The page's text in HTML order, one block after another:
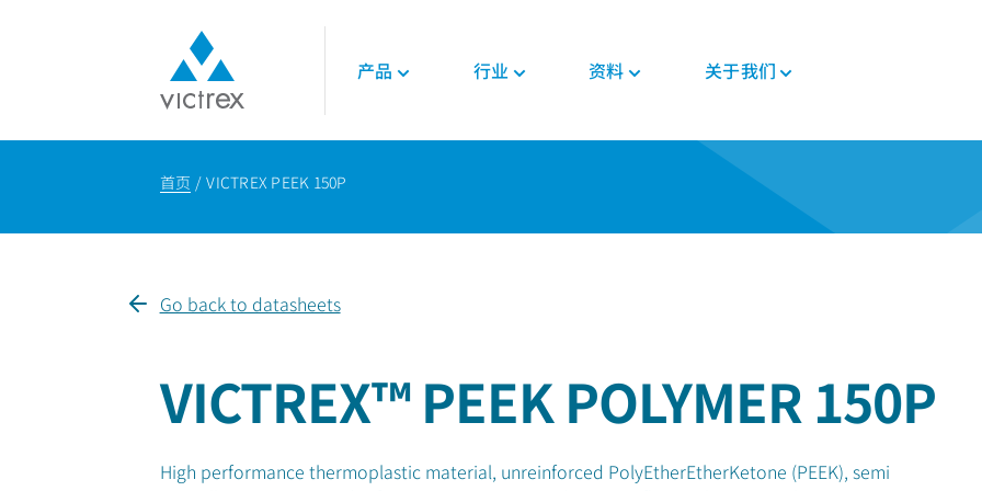
产品
PEEK聚合物
PEEK 纤维
齿轮解决方案
行业
内饰
可再生能源
LNG与氢能
威格斯电机解决方案
工业设备
机器人和自动化
家用电器
非植入物
资料
技术指南
手册
MSDS
关于我们
首页 VICTREX PEEK 150P
Go back to datasheets
VICTREX™ PEEK POLYMER 150P
High performance thermoplastic material, unreinforced PolyEtherEtherKetone (PEEK), semi